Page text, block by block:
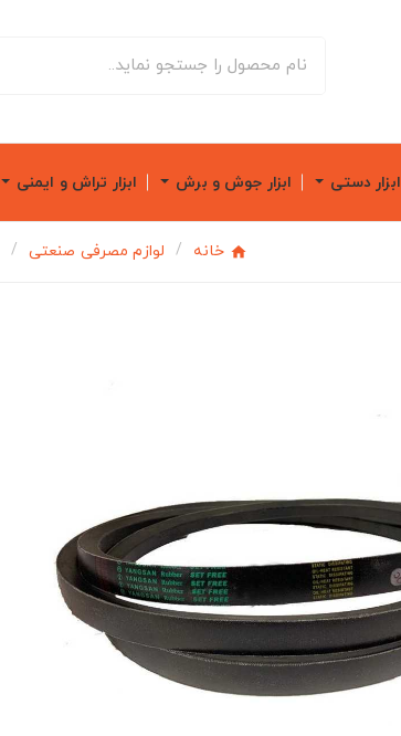
ابزار دستی ابزار جوش و برش ابزار تراش و ایمنی
خانه لوازم مصرفی صنعتی